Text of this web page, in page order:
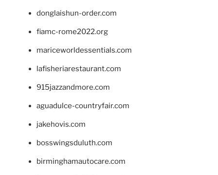
donglaishun-order.com
fiamc-rome2022.org
mariceworldessentials.com
lafisheriarestaurant.com
915jazzandmore.com
aguadulce-countryfair.com
jakehovis.com
bosswingsduluth.com
birminghamautocare.com